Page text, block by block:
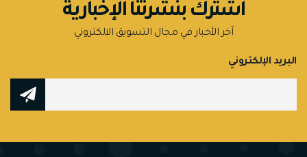
اشترك بنشرتنا الإخبارية
آخر الأخبار في مجال التسويق الالكتروني
البريد الإلكتروني